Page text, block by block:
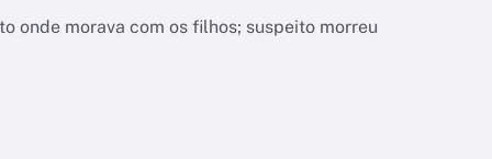
onde morava com os filhos; suspeito morreu